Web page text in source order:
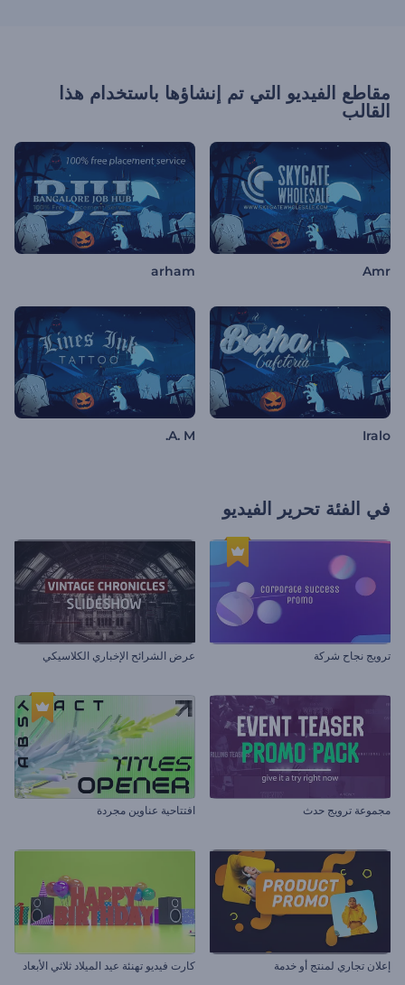
مقاطع الفيديو التي تم إنشاؤها باستخدام هذا
القالب
Amr
arham
Iralo
A. M.
في الفئة تحرير الفيديو
ترويج نجاح شركة عرض الشرائح الإخباري الكلاسيكي
مجموعة ترويج حدث افتتاحية عناوين مجردة
إعلان تجاري لمنتج أو خدمة كارت فيديو تهنئة عيد الميلاد ثلاثي الأبعاد